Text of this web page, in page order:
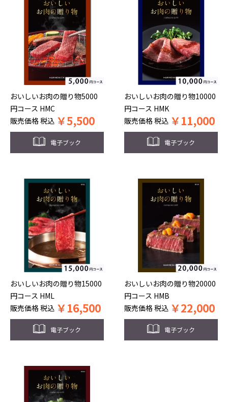
おいしいお肉の贈り物5000
円コース HMC
販売価格税込 ￥5,500
電子ブック
おいしいお肉の贈り物10000
円コース HMK
販売価格税込 ￥11,000
電子ブック
おいしいお肉の贈り物15000
円コース HML
販売価格税込 ￥16,500
電子ブック
おいしいお肉の贈り物20000
円コース HMB
販売価格税込 ￥22,000
電子ブック